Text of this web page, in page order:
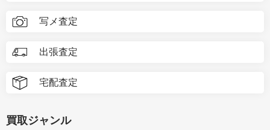
写メ査定
出張査定
宅配査定
買取ジャンル